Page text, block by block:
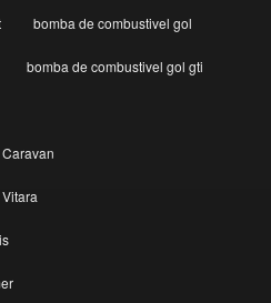
bomba de combustivel gol
bomba de combustivel gol gti